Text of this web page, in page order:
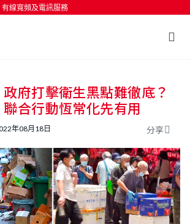
有線寬頻及電訊服務
府打擊衛生黑點難徹底？
合行動恆常化先有用
年08月18日 分享